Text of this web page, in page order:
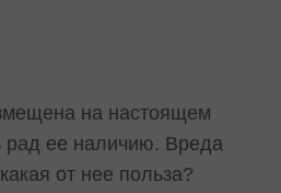
на настоящем
рад ее наличию. Вреда
от нее польза?